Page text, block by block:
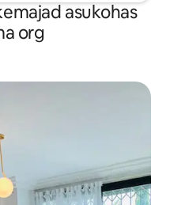
asukohas
org